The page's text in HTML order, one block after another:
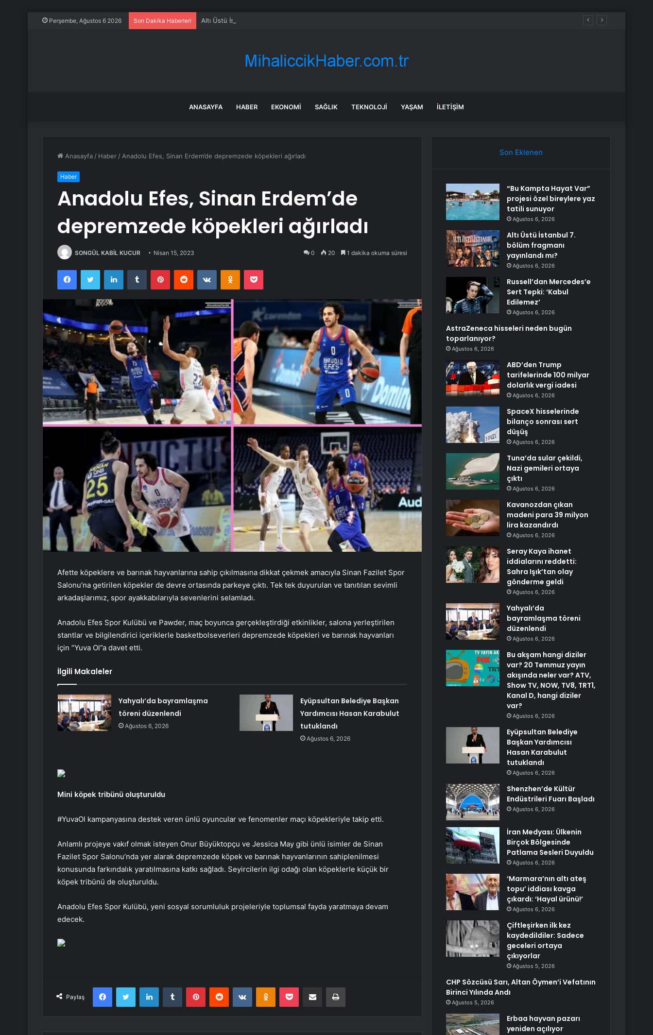
Perşembe, Ağustos 6 2026 Son Dakika Haberleri Altı Üstü İstanbul 7. bölüm fragmanı yayınlandı mı?
ANASAYFA HABER EKONOMI SAĞLIK TEKNOLOJI YAŞAM İLETIŞIM
Anasayfa / Haber / Anadolu Efes, Sinan Erdem’de depremzede köpekleri ağırladı
Haber
Anadolu Efes, Sinan Erdem’de
depremzede köpekleri ağırladı
SONGÜL KABİL KUCUR Nisan 15, 2023 0 20 1 dakika okuma süresi
FacebookTwitter LinkedInTumblr PinterestReddit VKontakteOdnoklassniki
Pocket
Afette köpeklere ve barınak hayvanlarına sahip çıkılmasına dikkat çekmek amacıyla Sinan Fazilet Spor
Salonu’na getirilen köpekler de devre ortasında parkeye çıktı. Tek tek duyurulan ve tanıtılan sevimli
arkadaşlarımız, spor ayakkabılarıyla sevenlerini selamladı.
Anadolu Efes Spor Kulübü ve Pawder, maç boyunca gerçekleştirdiği etkinlikler, salona yerleştirilen
stantlar ve bilgilendirici içeriklerle basketbolseverleri depremzede köpekleri ve barınak hayvanları
için “Yuva Ol”a davet etti.
İlgili Makaleler
Yahyalı’da bayramlaşma
töreni düzenlendi
Ağustos 6, 2026
Eyüpsultan Belediye Başkan
Yardımcısı Hasan Karabulut
tutuklandı
Ağustos 6, 2026
Mini köpek tribünü oluşturuldu
#YuvaOl kampanyasına destek veren ünlü oyuncular ve fenomenler maçı köpekleriyle takip etti.
Anlamlı projeye vakıf olmak isteyen Onur Büyüktopçu ve Jessica May gibi ünlü isimler de Sinan
Fazilet Spor Salonu’nda yer alarak depremzede köpek ve barınak hayvanlarının sahiplenilmesi
konusunda farkındalık yaratılmasına katkı sağladı. Seyircilerin ilgi odağı olan köpeklerle küçük bir
köpek tribünü de oluşturuldu.
Anadolu Efes Spor Kulübü, yeni sosyal sorumluluk projeleriyle toplumsal fayda yaratmaya devam
edecek.
Paylaş
FacebookTwitter LinkedInTumblr PinterestReddit VKontakteOdnoklassniki
Pocket E-Posta ile paylaş Yazdır
Son Eklenen
“Bu Kampta Hayat Var”
projesi özel bireylere yaz
tatili sunuyor
Ağustos 6, 2026
Altı Üstü İstanbul 7.
bölüm fragmanı
yayınlandı mı?
Ağustos 6, 2026
Russell’dan Mercedes’e
Sert Tepki: ‘Kabul
Edilemez’
Ağustos 6, 2026
AstraZeneca hisseleri neden bugün
toparlanıyor?
Ağustos 6, 2026
ABD’den Trump
tarifelerinde 100 milyar
dolarlık vergi iadesi
Ağustos 6, 2026
SpaceX hisselerinde
bilanço sonrası sert
düşüş
Ağustos 6, 2026
Tuna’da sular çekildi,
Nazi gemileri ortaya
çıktı
Ağustos 6, 2026
Kavanozdan çıkan
madeni para 39 milyon
lira kazandırdı
Ağustos 6, 2026
Seray Kaya ihanet
iddialarını reddetti:
Sahra Işık’tan olay
gönderme geldi
Ağustos 6, 2026
Yahyalı’da
bayramlaşma töreni
düzenlendi
Ağustos 6, 2026
Bu akşam hangi diziler
var? 20 Temmuz yayın
akışında neler var? ATV,
Show TV, NOW, TV8, TRT1,
Kanal D, hangi diziler
var?
Ağustos 6, 2026
Eyüpsultan Belediye
Başkan Yardımcısı
Hasan Karabulut
tutuklandı
Ağustos 6, 2026
Shenzhen’de Kültür
Endüstrileri Fuarı Başladı
Ağustos 6, 2026
İran Medyası: Ülkenin
Birçok Bölgesinde
Patlama Sesleri Duyuldu
Ağustos 6, 2026
‘Marmara’nın altı ateş
topu’ iddiası kavga
çıkardı: ‘Hayal ürünü!’
Ağustos 6, 2026
Çiftleşirken ilk kez
kaydedildiler: Sadece
geceleri ortaya
çıkıyorlar
Ağustos 5, 2026
CHP Sözcüsü Sarı, Altan Öymen’i Vefatının
Birinci Yılında Andı
Ağustos 5, 2026
Erbaa hayvan pazarı
yeniden açılıyor